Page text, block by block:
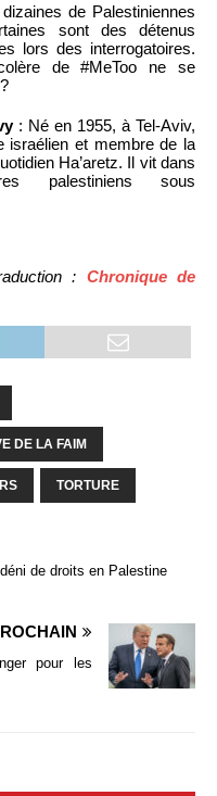
de Palestiniennes
sont des détenus
lors des interrogatoires.
de #MeToo ne se
: Né en 1955, à Tel-Aviv,
israélien et membre de la
Ha’aretz. Il vit dans
palestiniens sous
: Chronique de
DE LA FAIM
TORTURE
de droits en Palestine
pour les